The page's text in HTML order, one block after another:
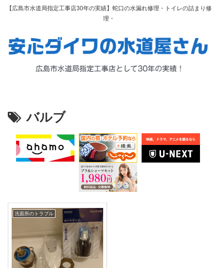
【広島市水道局指定工事店30年の実績】蛇口の水漏れ修理・トイレの詰まり修
理・
バルブ
洗面所のトラブル